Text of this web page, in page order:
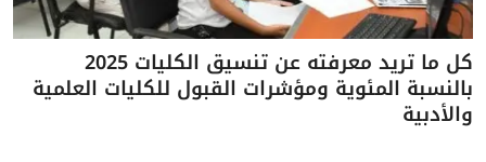
كل ما تريد معرفته عن تنسيق الكليات 2025
بالنسبة المئوية ومؤشرات القبول للكليات العلمية
والأدبية